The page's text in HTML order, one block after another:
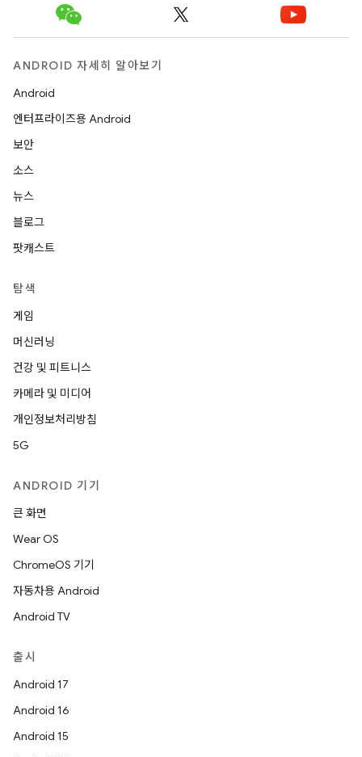
ANDROID 자세히 알아보기
Android
엔터프라이즈용 Android
보안
소스
뉴스
블로그
팟캐스트
탐색
게임
머신러닝
건강 및 피트니스
카메라 및 미디어
개인정보처리방침
5G
ANDROID 기기
큰 화면
Wear OS
ChromeOS 기기
자동차용 Android
Android TV
출시
Android 17
Android 16
Android 15